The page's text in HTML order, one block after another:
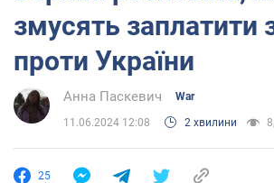
змусять заплатити
проти України
Анна Паскевич War
11.06.2024 12:08 2 хвилини
25